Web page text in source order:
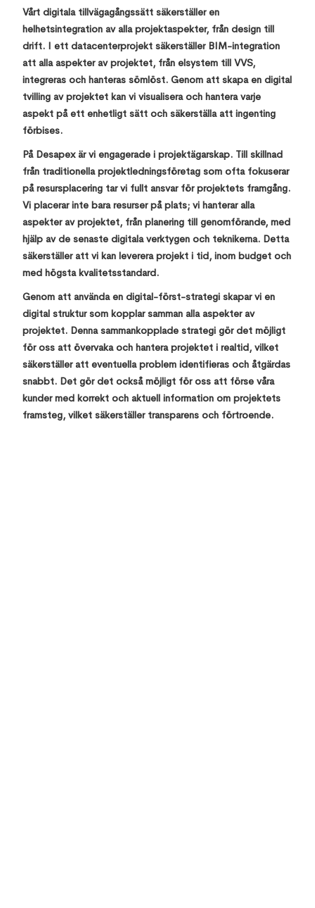
Vårt digitala tillvägagångssätt säkerställer en
helhetsintegration av alla projektaspekter, från design till
drift. I ett datacenterprojekt säkerställer BIM-integration
att alla aspekter av projektet, från elsystem till VVS,
integreras och hanteras sömlöst. Genom att skapa en digital
tvilling av projektet kan vi visualisera och hantera varje
aspekt på ett enhetligt sätt och säkerställa att ingenting
förbises.
På Desapex är vi engagerade i projektägarskap. Till skillnad
från traditionella projektledningsföretag som ofta fokuserar
på resursplacering tar vi fullt ansvar för projektets framgång.
Vi placerar inte bara resurser på plats; vi hanterar alla
aspekter av projektet, från planering till genomförande, med
hjälp av de senaste digitala verktygen och teknikerna. Detta
säkerställer att vi kan leverera projekt i tid, inom budget och
med högsta kvalitetsstandard.
Genom att använda en digital-först-strategi skapar vi en
digital struktur som kopplar samman alla aspekter av
projektet. Denna sammankopplade strategi gör det möjligt
för oss att övervaka och hantera projektet i realtid, vilket
säkerställer att eventuella problem identifieras och åtgärdas
snabbt. Det gör det också möjligt för oss att förse våra
kunder med korrekt och aktuell information om projektets
framsteg, vilket säkerställer transparens och förtroende.